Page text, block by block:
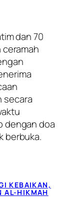
dan 70
secara
dengan doa
berbuka.
KEBAIKAN,
AL-HIKMAH